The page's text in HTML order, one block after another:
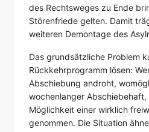
des Rechtsweges zu Ende
Störenfriede gelten. Damit
weiteren Demontage des
Das grundsätzliche Problem
Rückkehrprogramm lösen:
Abschiebung androht,
wochenlanger
Möglichkeit einer wirklich
genommen. Die Situation